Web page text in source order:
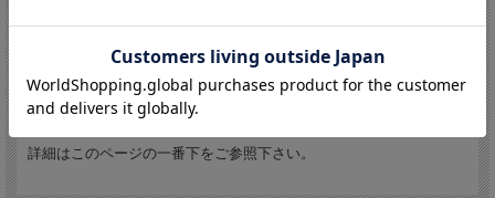
送料・代引き手数料は全国無料
お支払方法は、佐川急便の代引き「eコレクト」、クレジットカード
のオンライン決済、銀行お振込み（先払い）からお選びいただけま
詳細はこのページの一番下をご参照下さい。